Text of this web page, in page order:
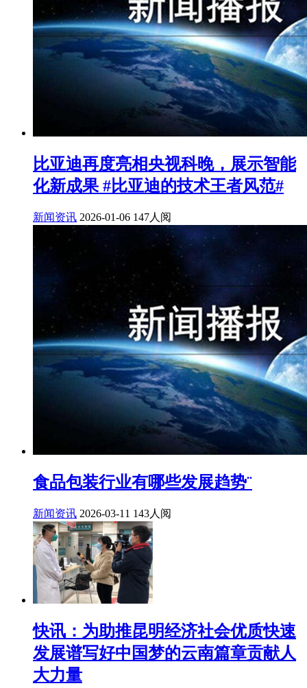
比亚迪再度亮相央视科晚，展示智能
化新成果 #比亚迪的技术王者风范#
新闻资讯 2026-01-06 147人阅
食品包装行业有哪些发展趋势¨
新闻资讯 2026-03-11 143人阅
快讯：为助推昆明经济社会优质快速
发展谱写好中国梦的云南篇章贡献人
大力量